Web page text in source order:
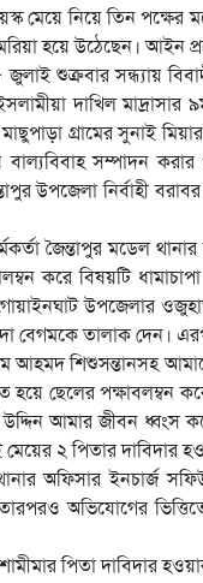
মেয়ে নিয়ে তিন
হয়ে উঠেছেন। আইন
শুক্রবার সন্ধ্যায়
দাখিল মাদ্রাসার
গ্রামের সুনাই
বাল্যবিবাহ সম্পাদন
উপজেলা নির্বাহী
জৈন্তাপুর মডেল
করে বিষয়টি
উপজেলার
বেগমকে তালাক দেন।
আহমদ শিশুসন্তানসহ
হয়ে ছেলের
আমার জীবন ধ্বংস
২ পিতার দাবিদার
অফিসার ইনচার্জ
অভিযোগের
পিতা দাবিদার